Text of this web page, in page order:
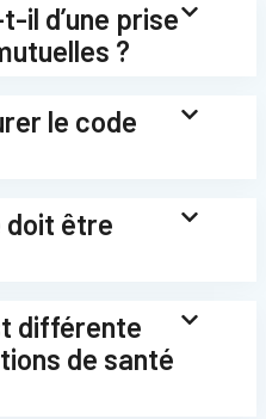
il d’une prise
?
le code
doit être
différente
de santé